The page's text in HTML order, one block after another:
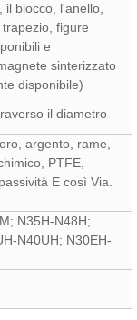
il blocco, l'anello,
figure
e
sinterizzato
disponibile)
il diametro
argento, rame,
PTFE,
E così Via.
N35H-N48H;
N40UH; N30EH-